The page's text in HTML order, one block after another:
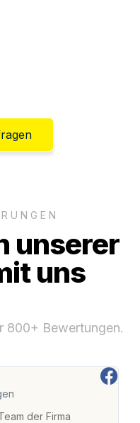
unserer
uns
800+ Bewertungen.
der Firma